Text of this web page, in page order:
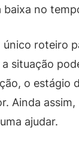
baixa no
único roteiro
situação
o estágio
Ainda
ajudar.